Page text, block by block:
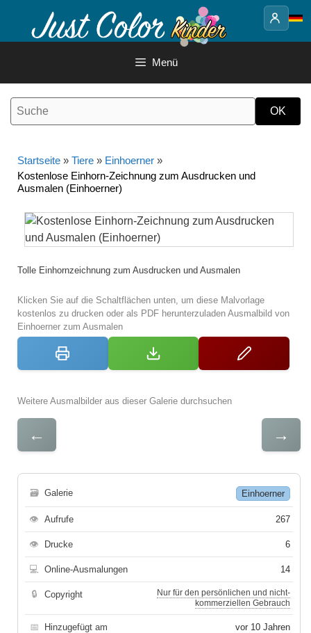
Inhalt
Menü
Startseite » Tiere » Einhoerner »
Kostenlose Einhorn-Zeichnung zum Ausdrucken und
Ausmalen (Einhoerner)
Tolle Einhornzeichnung zum Ausdrucken und Ausmalen
Klicken Sie auf die Schaltflächen unten, um diese Malvorlage
kostenlos zu drucken oder als PDF herunterzuladen Ausmalbild von
Einhoerner zum Ausmalen
Weitere Ausmalbilder aus dieser Galerie durchsuchen
← →
🗃 Galerie Einhoerner
👁 Aufrufe 267
👁 Drucke 6
💻 Online-Ausmalungen 14
🔒 Copyright
Nur für den persönlichen und nicht-
kommerziellen Gebrauch
📅 Hinzugefügt am vor 10 Jahren